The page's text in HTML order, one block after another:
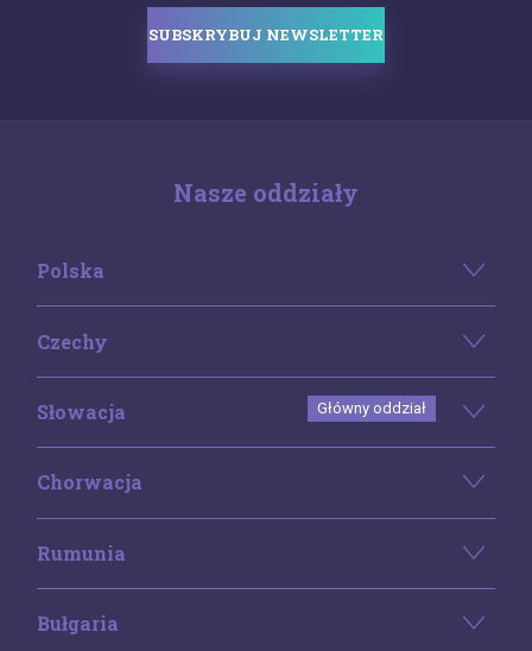
SUBSKRYBUJ NEWSLETTER
Nasze oddziały
Polska
Czechy
Słowacja Główny oddział
Chorwacja
Rumunia
Bułgaria